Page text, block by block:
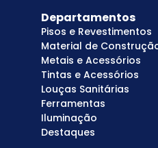
Departamentos
Pisos e Revestimentos
Material de
Metais e Acessórios
Tintas e Acessórios
Louças Sanitárias
Ferramentas
Iluminação
Destaques